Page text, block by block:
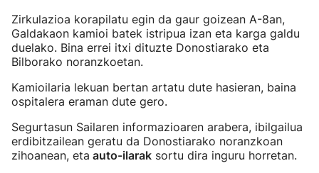
Zirkulazioa korapilatu egin da gaur goizean A-8an,
Galdakaon kamioi batek istripua izan eta karga galdu
duelako. Bina errei itxi dituzte Donostiarako eta
Bilborako noranzkoetan.
Kamioilaria lekuan bertan artatu dute hasieran, baina
ospitalera eraman dute gero.
Segurtasun Sailaren informazioaren arabera, ibilgailua
erdibitzailean geratu da Donostiarako noranzkoan
zihoanean, eta auto-ilarak sortu dira inguru horretan.